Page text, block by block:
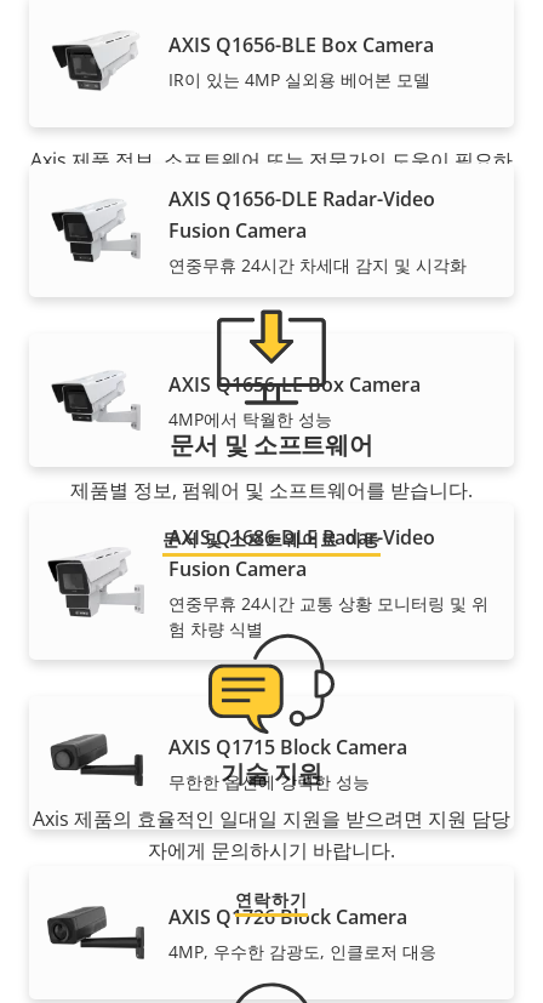
AXIS Q1656-BLE Box Camera
IR이 있는 4MP 실외용 베어본 모델
AXIS Q1656-DLE Radar-Video
Fusion Camera
연중무휴 24시간 차세대 감지 및 시각화
AXIS Q1656-LE Box Camera
4MP에서 탁월한 성능
AXIS Q1686-DLE Radar-Video
Fusion Camera
연중무휴 24시간 교통 상황 모니터링 및 위
험 차량 식별
AXIS Q1715 Block Camera
무한한 옵션에 강력한 성능
AXIS Q1726 Block Camera
4MP, 우수한 감광도, 인클로저 대응
지원 및 자료
Axis 제품 정보, 소프트웨어 또는 전문가의 도움이 필요하
신가요?
문서 및 소프트웨어
제품별 정보, 펌웨어 및 소프트웨어를 받습니다.
문서 및 소프트웨어로 이동
기술 지원
Axis 제품의 효율적인 일대일 지원을 받으려면 지원 담당
자에게 문의하시기 바랍니다.
연락하기